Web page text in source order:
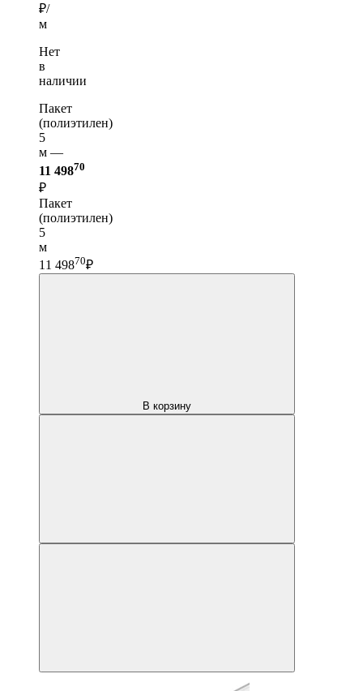
₽/
м
Нет
в
наличии
Пакет
(полиэтилен)
5
м —
11 49870
₽
Пакет
(полиэтилен)
5
м
11 49870₽
В корзину